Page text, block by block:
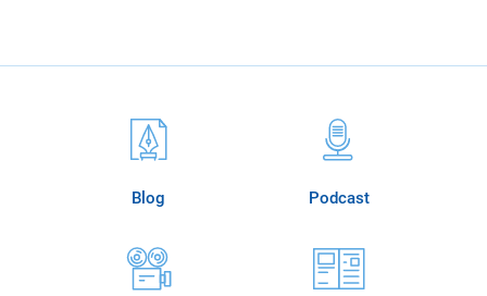
Blog Podcast